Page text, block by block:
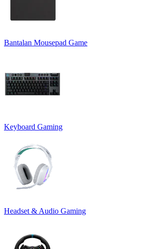
Bantalan Mousepad Game
Keyboard Gaming
Headset & Audio Gaming